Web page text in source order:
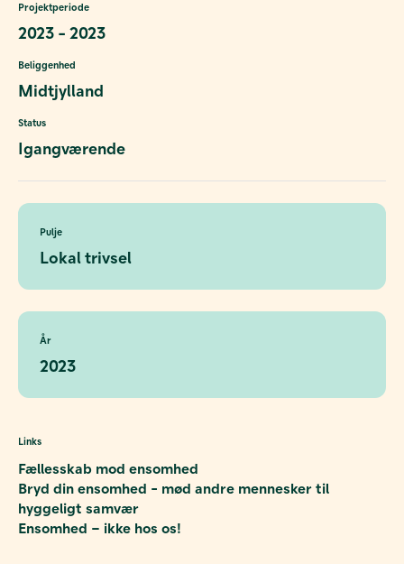
Projektperiode
2023 - 2023
Beliggenhed
Midtjylland
Status
Igangværende
Pulje
Lokal trivsel
År
2023
Links
Fællesskab mod ensomhed
Bryd din ensomhed - mød andre mennesker til
hyggeligt samvær
Ensomhed – ikke hos os!